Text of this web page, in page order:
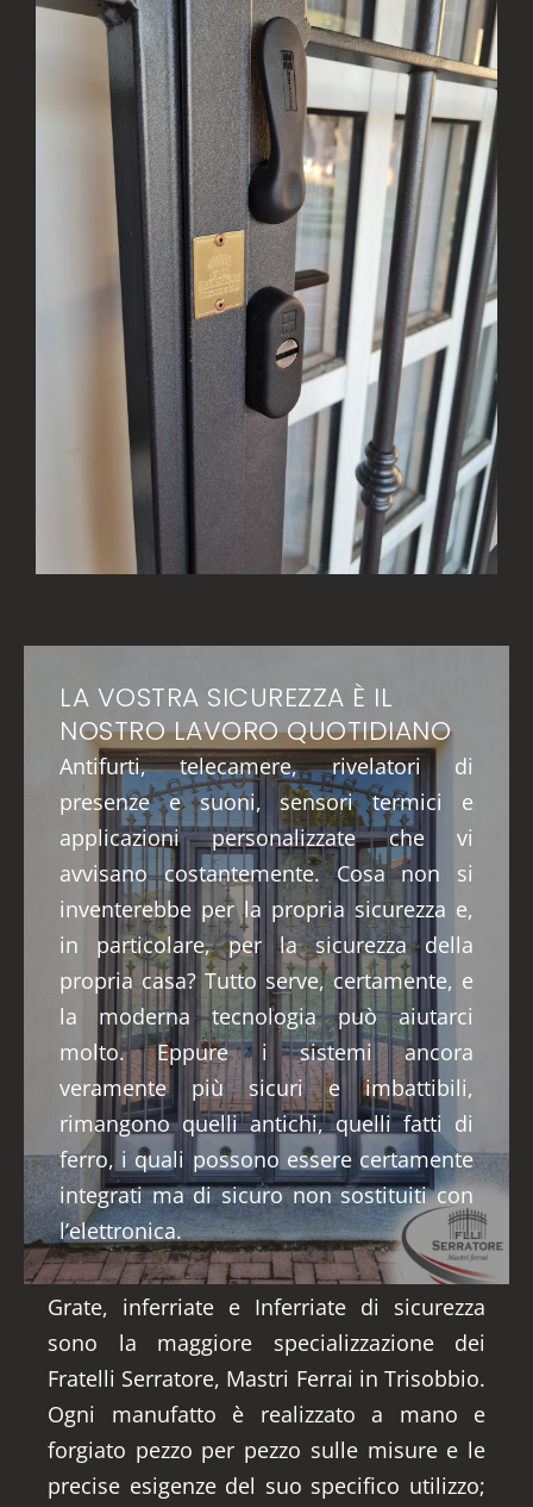
LA VOSTRA SICUREZZA È IL
NOSTRO LAVORO QUOTIDIANO
Antifurti, telecamere, rivelatori di
presenze e suoni, sensori termici e
applicazioni personalizzate che vi
avvisano costantemente. Cosa non si
inventerebbe per la propria sicurezza e,
in particolare, per la sicurezza della
propria casa? Tutto serve, certamente, e
la moderna tecnologia può aiutarci
molto. Eppure i sistemi ancora
veramente più sicuri e imbattibili,
rimangono quelli antichi, quelli fatti di
ferro, i quali possono essere certamente
integrati ma di sicuro non sostituiti con
l’elettronica.
Grate, inferriate e Inferriate di sicurezza
sono la maggiore specializzazione dei
Fratelli Serratore, Mastri Ferrai in Trisobbio.
Ogni manufatto è realizzato a mano e
forgiato pezzo per pezzo sulle misure e le
precise esigenze del suo specifico utilizzo;